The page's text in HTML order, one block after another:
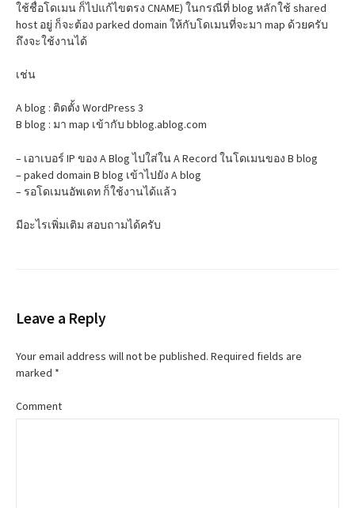
ใช้ชื่อโดเมน ก็ไปแก้ไขตรง CNAME) ในกรณีที่ blog หลักใช้ shared
host อยู่ ก็จะต้อง parked domain ให้กับโดเมนที่จะมา map ด้วยครับ
ถึงจะใช้งานได้
เช่น
A blog : ติดตั้ง WordPress 3
B blog : มา map เข้ากับ bblog.ablog.com
– เอาเบอร์ IP ของ A Blog ไปใส่ใน A Record ในโดเมนของ B blog
– paked domain B blog เข้าไปยัง A blog
– รอโดเมนอัพเดท ก็ใช้งานได้แล้ว
มีอะไรเพิ่มเติม สอบถามได้ครับ
Leave a Reply
Your email address will not be published. Required fields are
marked *
Comment